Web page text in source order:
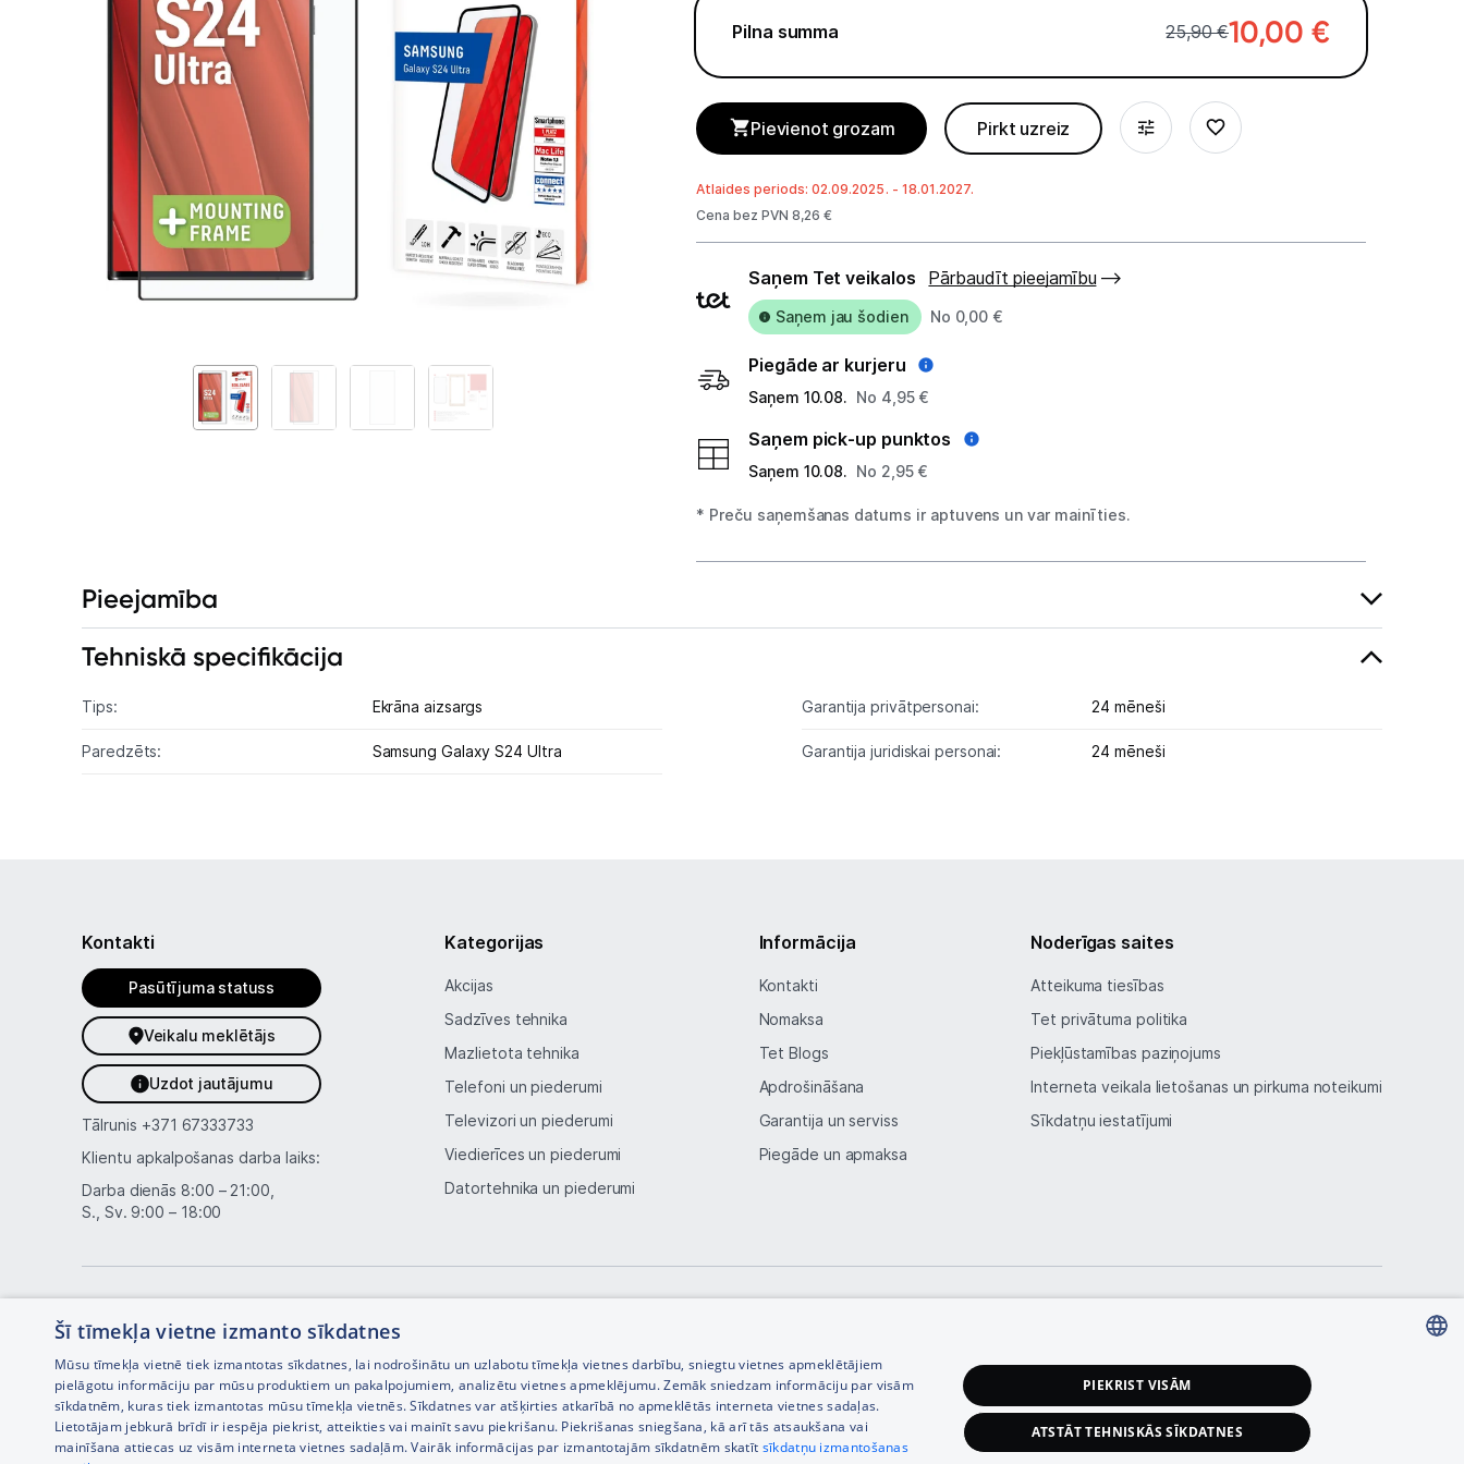
Telefoni, planšetdatori
Telefoni un aksesuāri
Mobilie telefoni un viedtālruņi
Telefona vāciņi un maciņi
Aizsargstikli
Atmiņas kartes
Akumulatori (Power bank)
Lādētāji, kabeļi un adapteri
Piegāde un apmaksa
Tehnikas izvešana
Uzņēmumiem
Kontakti
Informācija
Cover
3D
Glass
Displex
Black
Pilna summa 25,90 €10,00 €
Pievienot grozam Pirkt uzreiz
Atlaides periods: 02.09.2025. - 18.01.2027.
Cena bez PVN 8,26 €
Piegādes
veidi
Saņem Tet veikalos Pārbaudīt pieejamību
Saņem jau šodien No 0,00 €
Piegāde ar kurjeru
Saņem 10.08. No 4,95 €
Saņem pick-up punktos
Saņem 10.08. No 2,95 €
* Preču saņemšanas datums ir aptuvens un var mainīties.
Pieejamība
Tehniskā specifikācija
Tips: Ekrāna aizsargs
Paredzēts: Samsung Galaxy S24 Ultra
Garantija privātpersonai: 24 mēneši
Garantija juridiskai personai: 24 mēneši
Kontakti
Pasūtījuma statuss
Veikalu meklētājs
Uzdot jautājumu
Tālrunis +371 67333733
Klientu apkalpošanas darba laiks:
Darba dienās 8:00 – 21:00,
S., Sv. 9:00 – 18:00
Kategorijas
Akcijas
Sadzīves tehnika
Mazlietota tehnika
Telefoni un piederumi
Televizori un piederumi
Viedierīces un piederumi
Datortehnika un piederumi
Informācija
Kontakti
Nomaksa
Tet Blogs
Apdrošināšana
Garantija un serviss
Piegāde un apmaksa
Noderīgas saites
Atteikuma tiesības
Tet privātuma politika
Piekļūstamības paziņojums
Interneta veikala lietošanas un pirkuma noteikumi
Sīkdatņu iestatījumi
Interneta veikala izstrāde —
Šī tīmekļa vietne izmanto sīkdatnes
Mūsu tīmekļa vietnē tiek izmantotas sīkdatnes, lai nodrošinātu un uzlabotu tīmekļa vietnes darbību, sniegtu vietnes apmeklētājiem
pielāgotu informāciju par mūsu produktiem un pakalpojumiem, analizētu vietnes apmeklējumu. Zemāk sniedzam informāciju par visām
sīkdatnēm, kuras tiek izmantotas mūsu tīmekļa vietnēs. Sīkdatnes var atšķirties atkarībā no apmeklētās interneta vietnes sadaļas.
Lietotājam jebkurā brīdī ir iespēja piekrist, atteikties vai mainīt savu piekrišanu. Piekrišanas sniegšana, kā arī tās atsaukšana vai
mainīšana attiecas uz visām interneta vietnes sadaļām. Vairāk informācijas par izmantotajām sīkdatnēm skatīt sīkdatņu izmantošanas
PIEKRIST VISĀM
ATSTĀT TEHNISKĀS SĪKDATNES